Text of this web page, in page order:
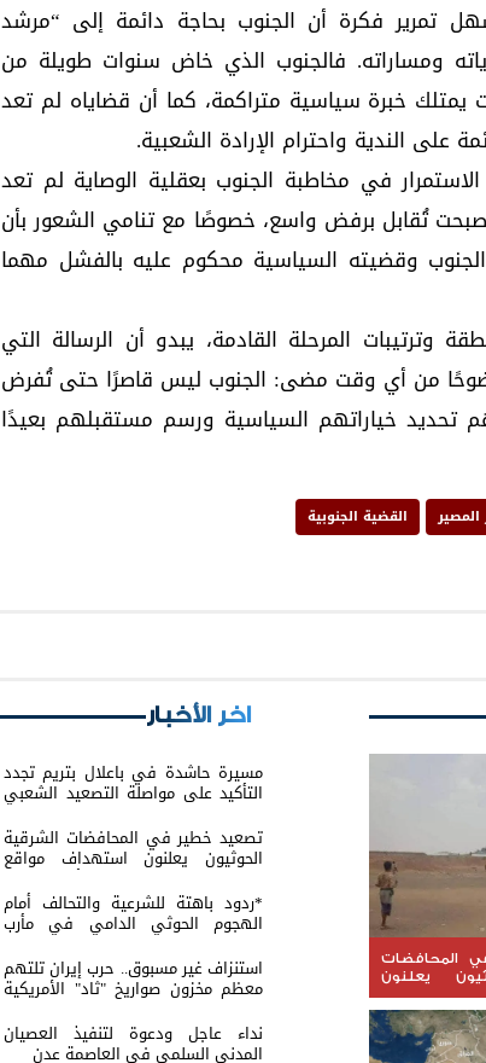
تمرير فكرة أن الجنوب بحاجة دائمة إلى “مرشد
ومساراته. فالجنوب الذي خاض سنوات طويلة من
يمتلك خبرة سياسية متراكمة، كما أن قضاياه لم تعد
على الندية واحترام الإرادة الشعبية.
في مخاطبة الجنوب بعقلية الوصاية لم تعد
تُقابل برفض واسع، خصوصًا مع تنامي الشعور بأن
وقضيته السياسية محكوم عليه بالفشل مهما
وترتيبات المرحلة القادمة، يبدو أن الرسالة التي
وضوحًا من أي وقت مضى: الجنوب ليس قاصرًا حتى تُفرض
تحديد خياراتهم السياسية ورسم مستقبلهم بعيدًا
المصير القضية الجنوبية
المحافضات
يعلنون
بوابل
المسيّرة
اخر الأخبار
مسيرة حاشدة في باعلال بتريم تجدد
التأكيد على مواصلة التصعيد الشعبي
تصعيد خطير في المحافضات الشرقية
الحوثيون يعلنون استهداف مواقع
عسكرية في حضرموت ومأرب اليمنية
بوابل من الصواريخ والطائرات المسيّرة
*ردود باهتة للشرعية والتحالف أمام
الهجوم الحوثي الدامي في مأرب
وحضرموت*
استنزاف غير مسبوق.. حرب إيران تلتهم
معظم مخزون صواريخ "ثاد" الأمريكية
وتدق ناقوس الخطر داخل البنتاغون
نداء عاجل ودعوة لتنفيذ العصيان
المدني السلمي في العاصمة عدن